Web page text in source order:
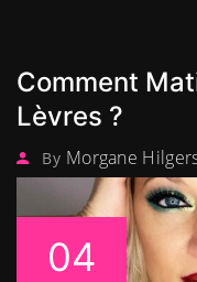
Comment
Lèvres ?
By Morgane
04